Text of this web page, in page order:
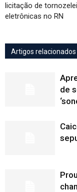
licitação de
eletrônicas no RN
Artigos relacionados
de